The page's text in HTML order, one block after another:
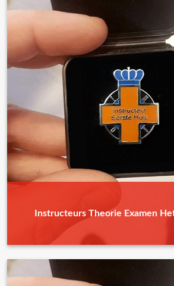
Instructeurs Theorie Examen